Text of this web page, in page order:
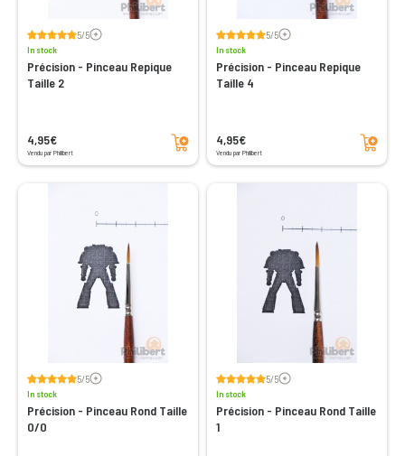
5/5Voir les avis
In stock
Précision - Pinceau Repique
Taille 2
4,95€
Vendu par Philibert
Add to cart
5/5Voir les avis
In stock
Précision - Pinceau Repique
Taille 4
4,95€
Vendu par Philibert
Add to cart
5/5Voir les avis
In stock
Précision - Pinceau Rond Taille
0/0
5/5Voir les avis
In stock
Précision - Pinceau Rond Taille
1